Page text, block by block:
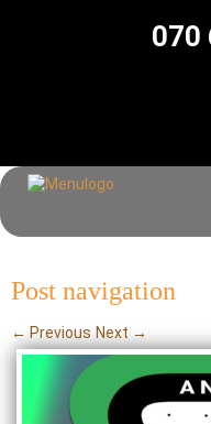
070
Post navigation
← Previous Next →